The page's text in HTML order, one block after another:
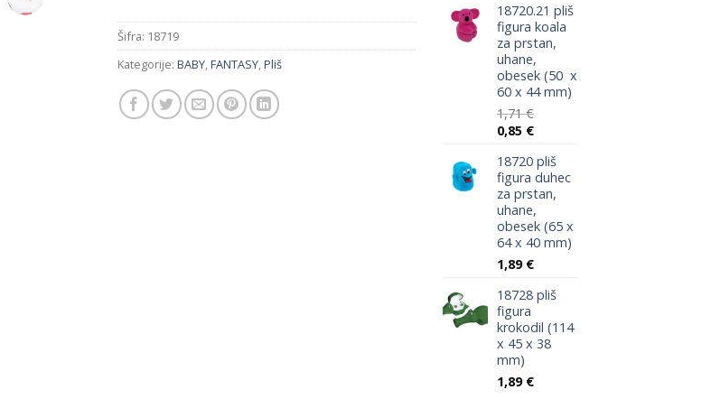
Šifra: 18719
Kategorije: BABY,FANTASY,Pliš
je
bila:
1,10 €.
je:
0,55 €.
18720.21 pliš
figura koala
za prstan,
uhane,
obesek (50 x
60 x 44 mm)
1,71€
Izvirna
je
bila:
1,71 €.
0,85 €Trenutna
je:
0,85 €.
18720 pliš
figura duhec
za prstan,
uhane,
obesek (65 x
64 x 40 mm)
1,89 €
18728 pliš
figura
krokodil (114
x 45 x 38
mm)
1,89 €